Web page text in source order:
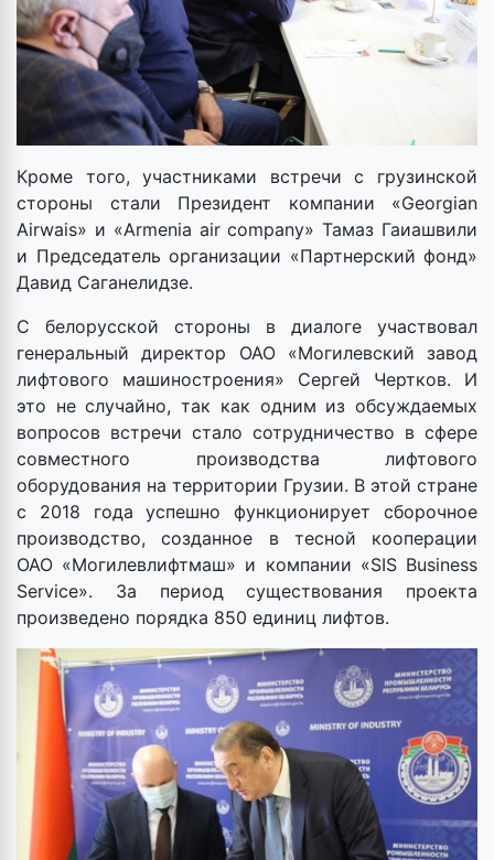
Кроме того, участниками встречи с грузинской
стороны стали Президент компании «Georgian
Airwais» и «Armenia air company» Тамаз Гаиашвили
и Председатель организации «Партнерский фонд»
Давид Саганелидзе.
С белорусской стороны в диалоге участвовал
генеральный директор ОАО «Могилевский завод
лифтового машиностроения» Сергей Чертков. И
это не случайно, так как одним из обсуждаемых
вопросов встречи стало сотрудничество в сфере
совместного производства лифтового
оборудования на территории Грузии. В этой стране
с 2018 года успешно функционирует сборочное
производство, созданное в тесной кооперации
ОАО «Могилевлифтмаш» и компании «SIS Business
Service». За период существования проекта
произведено порядка 850 единиц лифтов.